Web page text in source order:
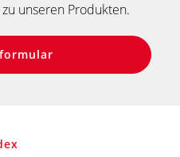
unseren Produkten.